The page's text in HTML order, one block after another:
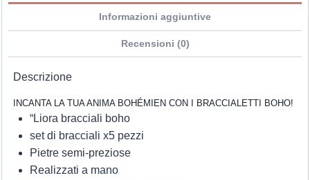
Informazioni aggiuntive
Recensioni (0)
Descrizione
INCANTA LA TUA ANIMA BOHÉMIEN CON I BRACCIALETTI BOHO!
“Liora bracciali boho
set di bracciali x5 pezzi
Pietre semi-preziose
Realizzati a mano